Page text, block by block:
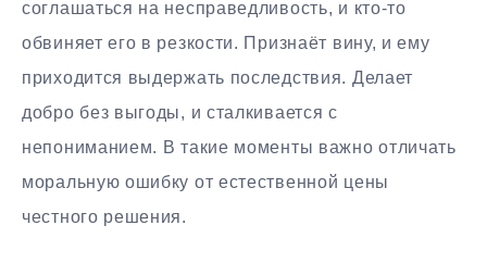
соглашаться на несправедливость, и кто-то
обвиняет его в резкости. Признаёт вину, и ему
приходится выдержать последствия. Делает
добро без выгоды, и сталкивается с
непониманием. В такие моменты важно отличать
моральную ошибку от естественной цены
честного решения.